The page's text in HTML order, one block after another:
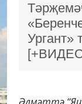
Ургант»